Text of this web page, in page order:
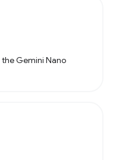
Gemini Nano